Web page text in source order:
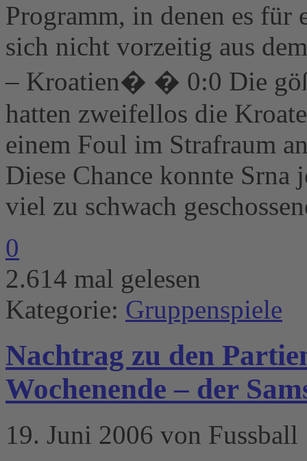
Programm, in denen es für
sich nicht vorzeitig aus
– Kroatien� � 0:0 Die
hatten zweifellos die
einem Foul im Strafraum
Diese Chance konnte Srna
viel zu schwach
0
2.614 mal gelesen
Kategorie: Gruppenspiele
Nachtrag zu den
Wochenende – der
19. Juni 2006 von Fussball